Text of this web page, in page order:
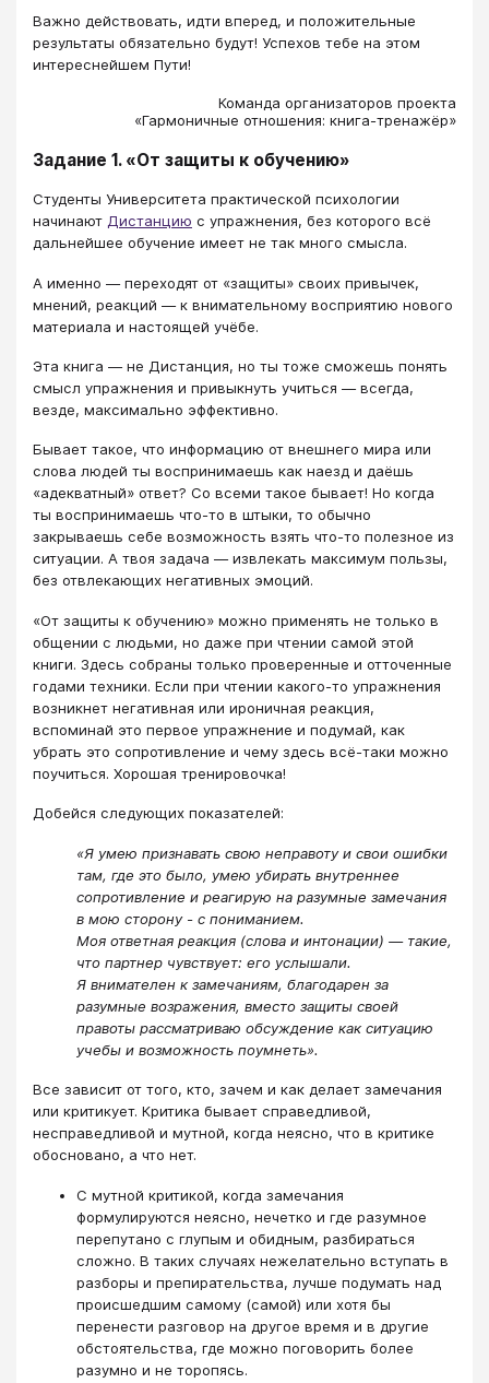
Важно действовать, идти вперед, и положительные
результаты обязательно будут! Успехов тебе на этом
интереснейшем Пути!
Команда организаторов проекта
«Гармоничные отношения: книга-тренажёр»
Задание 1. «От защиты к обучению»
Студенты Университета практической психологии
начинают Дистанцию с упражнения, без которого всё
дальнейшее обучение имеет не так много смысла.
А именно — переходят от «защиты» своих привычек,
мнений, реакций — к внимательному восприятию нового
материала и настоящей учёбе.
Эта книга — не Дистанция, но ты тоже сможешь понять
смысл упражнения и привыкнуть учиться — всегда,
везде, максимально эффективно.
Бывает такое, что информацию от внешнего мира или
слова людей ты воспринимаешь как наезд и даёшь
«адекватный» ответ? Со всеми такое бывает! Но когда
ты воспринимаешь что-то в штыки, то обычно
закрываешь себе возможность взять что-то полезное из
ситуации. А твоя задача — извлекать максимум пользы,
без отвлекающих негативных эмоций.
«От защиты к обучению» можно применять не только в
общении с людьми, но даже при чтении самой этой
книги. Здесь собраны только проверенные и отточенные
годами техники. Если при чтении какого-то упражнения
возникнет негативная или ироничная реакция,
вспоминай это первое упражнение и подумай, как
убрать это сопротивление и чему здесь всё-таки можно
поучиться. Хорошая тренировочка!
Добейся следующих показателей:
«Я умею признавать свою неправоту и свои ошибки
там, где это было, умею убирать внутреннее
сопротивление и реагирую на разумные замечания
в мою сторону - с пониманием.
Моя ответная реакция (слова и интонации) — такие,
что партнер чувствует: его услышали.
Я внимателен к замечаниям, благодарен за
разумные возражения, вместо защиты своей
правоты рассматриваю обсуждение как ситуацию
учебы и возможность поумнеть».
Все зависит от того, кто, зачем и как делает замечания
или критикует. Критика бывает справедливой,
несправедливой и мутной, когда неясно, что в критике
обосновано, а что нет.
С мутной критикой, когда замечания
формулируются неясно, нечетко и где разумное
перепутано с глупым и обидным, разбираться
сложно. В таких случаях нежелательно вступать в
разборы и препирательства, лучше подумать над
происшедшим самому (самой) или хотя бы
перенести разговор на другое время и в другие
обстоятельства, где можно поговорить более
разумно и не торопясь.